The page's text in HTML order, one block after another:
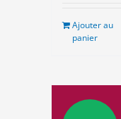
Ajouter au
panier